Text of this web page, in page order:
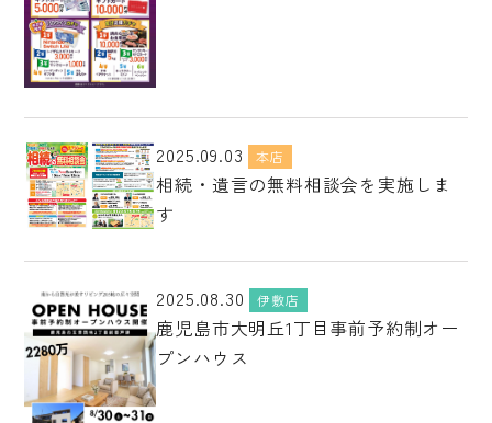
2025.09.03 本店
相続・遺言の無料相談会を実施しま
す
2025.08.30 伊敷店
鹿児島市大明丘1丁目事前予約制オー
プンハウス